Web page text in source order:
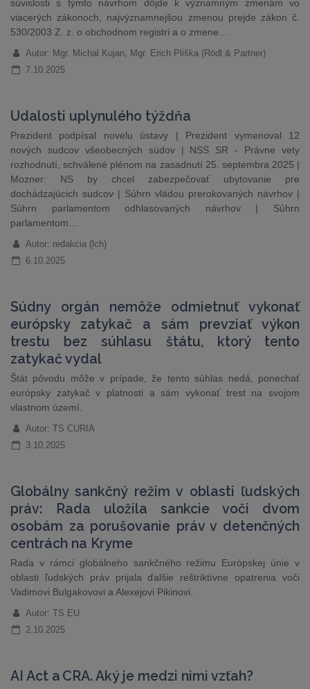
súvislosti s týmto návrhom dôjde k významným zmenám vo
viacerých zákonoch, najvýznamnejšou zmenou prejde zákon č.
530/2003 Z. z. o obchodnom registri a o zmene…
Autor: Mgr. Michal Kujan, Mgr. Erich Pliška (Rödl & Partner)
7.10.2025
Udalosti uplynulého týždňa
Prezident podpísal novelu ústavy | Prezident vymenoval 12
nových sudcov všeobecných súdov | NSS SR - Právne vety
rozhodnutí, schválené plénom na zasadnutí 25. septembra 2025 |
Mozner: NS by chcel zabezpečovať ubytovanie pre
dochádzajúcich sudcov | Súhrn vládou prerokovaných návrhov |
Súhrn parlamentom odhlasovaných návrhov | Súhrn
parlamentom…
Autor: redakcia (lch)
6.10.2025
Súdny orgán nemôže odmietnuť vykonať
európsky zatykač a sám prevziať výkon
trestu bez súhlasu štátu, ktorý tento
zatykač vydal
Štát pôvodu môže v prípade, že tento súhlas nedá, ponechať
európsky zatykač v platnosti a sám vykonať trest na svojom
vlastnom území.
Autor: TS CURIA
3.10.2025
Globálny sankčný režim v oblasti ľudských
práv: Rada uložila sankcie voči dvom
osobám za porušovanie práv v detenčných
centrách na Kryme
Rada v rámci globálneho sankčného režimu Európskej únie v
oblasti ľudských práv prijala ďalšie reštriktívne opatrenia voči
Vadimovi Bulgakovovi a Alexejovi Pikinovi.
Autor: TS EU
2.10.2025
AI Act a CRA. Aký je medzi nimi vzťah?